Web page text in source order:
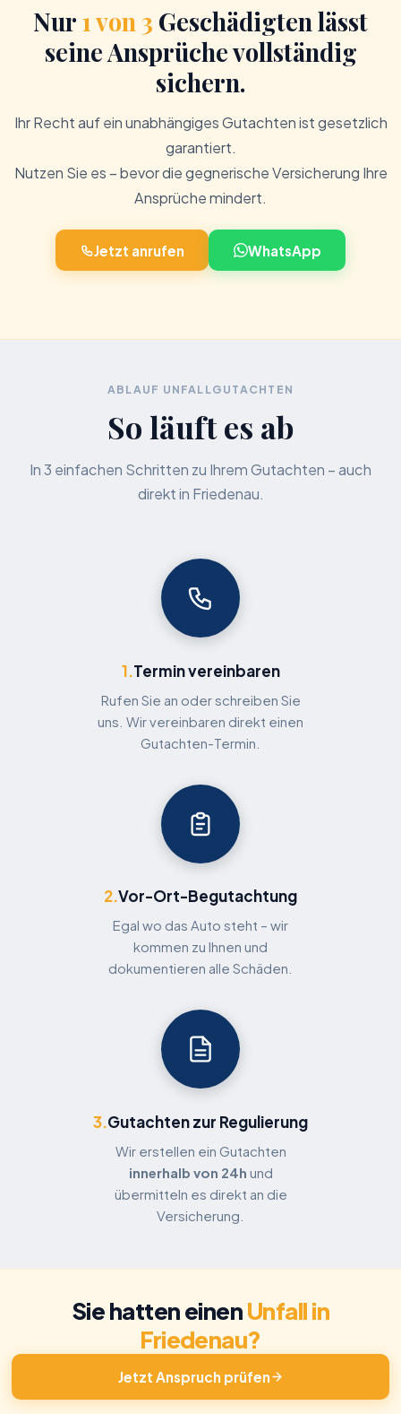
Nur1 von 3 Geschädigten lässt
seine Ansprüche vollständig
sichern.
Ihr Recht auf ein unabhängiges Gutachten ist gesetzlich
garantiert.
Nutzen Sie es – bevor die gegnerische Versicherung Ihre
Ansprüche mindert.
Jetzt anrufen WhatsApp
ABLAUF UNFALLGUTACHTEN
So läuft es ab
In 3 einfachen Schritten zu Ihrem Gutachten – auch
direkt in Friedenau.
1.Termin vereinbaren
Rufen Sie an oder schreiben Sie
uns. Wir vereinbaren direkt einen
Gutachten-Termin.
2.Vor-Ort-Begutachtung
Egal wo das Auto steht – wir
kommen zu Ihnen und
dokumentieren alle Schäden.
3.Gutachten zur Regulierung
Wir erstellen ein Gutachten
innerhalb von 24h und
übermitteln es direkt an die
Versicherung.
Sie hatten einenUnfall in
Friedenau?
Jetzt Anspruch prüfen